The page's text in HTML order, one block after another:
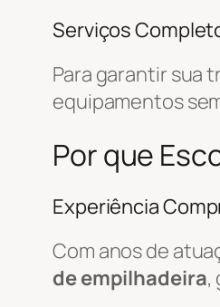
Serviços
Para garantir sua
equipamentos
Por que
Experiência
Com anos de
de empilhadeira,